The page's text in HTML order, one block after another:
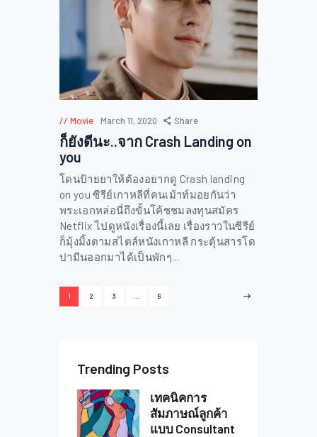
Movie March 11, 2020 Share
ก็ยังดีนะ..จาก Crash Landing on
you
โดนป้ายยาให้ต้องอยากดู Crash landing
on you ซีรีย์เกาหลีที่คนเม้าท์มอยกันว่า
พระเอกหล่อนี่ถึงขั้นโค้ชชมลงทุนสมัคร
Netflix ไปดูหนังเรื่องนี้เลย เรื่องราวในซีรีย์
ก็มุ้งมิ้งตามสไตล์หนังเกาหลี กระตุ้นสารโด
ปามีนออกมาได้เป็นพักๆ...
Posts
navigation
PAGE
1 PAGE
2 PAGE
3 PAGE
6
Trending Posts
เทคนิคการ
สัมภาษณ์ลูกค้า
แบบ Consultant